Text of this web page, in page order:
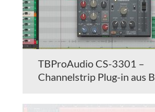
TBProAudio CS-3301 –
Channelstrip Plug-in aus